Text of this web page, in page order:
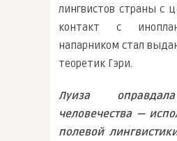
лингвистов страны с
контакт с
напарником стал
теоретик Гэри.
Луиза
человечества —
полевой